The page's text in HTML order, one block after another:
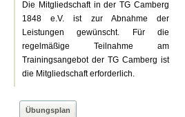
Die Mitgliedschaft in der TG Camberg
1848 e.V. ist zur Abnahme der
Leistungen gewünscht. Für die
regelmäßige Teilnahme am
Trainingsangebot der TG Camberg ist
die Mitgliedschaft erforderlich.
Übungsplan